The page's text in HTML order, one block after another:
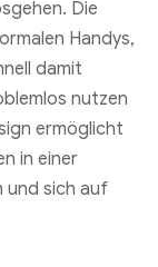
Die
Handys,
damit
nutzen
ermöglicht
in einer
und sich auf